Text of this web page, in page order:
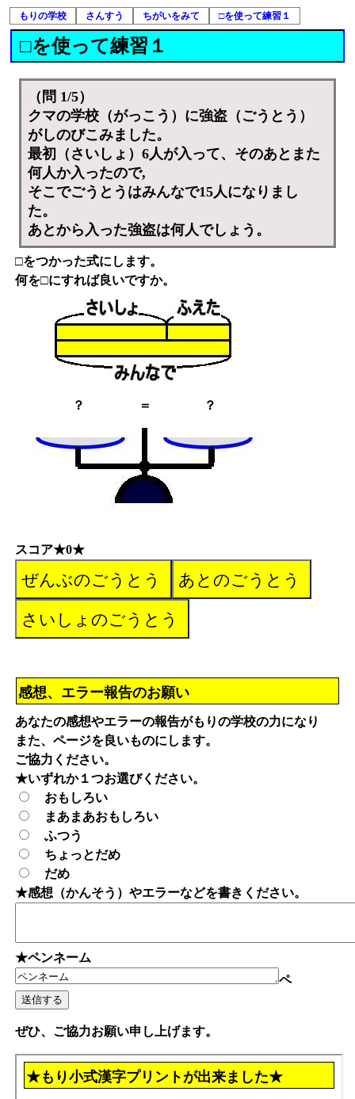
もりの学校 さんすう ちがいをみて □を使って練習１
□を使って練習１
（問 1/5）
クマの学校（がっこう）に強盗（ごうとう）
がしのびこみました。
最初（さいしょ）6人が入って、そのあとまた
何人か入ったので,
そこでごうとうはみんなで15人になりまし
た。
あとから入った強盗は何人でしょう。
□をつかった式にします。
何を□にすれば良いですか。
？ ＝ ？
スコア★0★
感想、エラー報告のお願い
あなたの感想やエラーの報告がもりの学校の力になり
また、ページを良いものにします。
ご協力ください。
★いずれか１つお選びください。
おもしろい
まあまあおもしろい
ふつう
ちょっとだめ
だめ
★感想（かんそう）やエラーなどを書きください。
★ペンネーム
ペ
ぜひ、ご協力お願い申し上げます。